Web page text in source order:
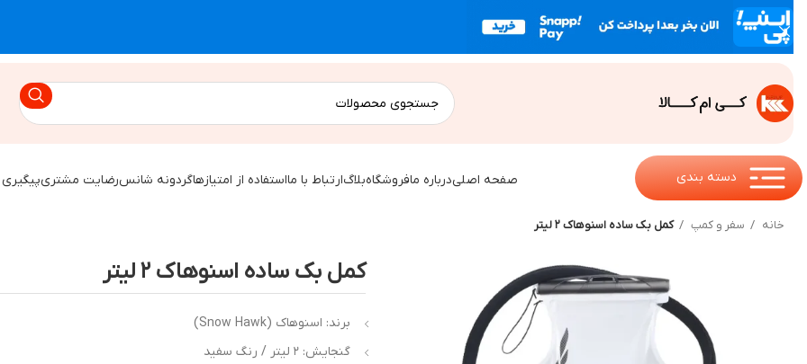
دسته بندی صفحه اصلیدرباره مافروشگاهبلاگارتباط با مااستفاده از امتیازهاگردونه شانسرضایت مشتری
خانه سفر و کمپ کمل بک ساده اسنوهاک ۲ لیتر
کمل بک ساده اسنوهاک ۲ لیتر
برند: اسنوهاک (Snow Hawk)
گنجایش: ۲ لیتر / رنگ سفید